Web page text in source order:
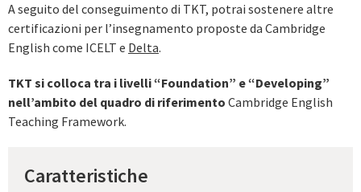
A seguito del conseguimento di TKT, potrai sostenere altre
certificazioni per l’insegnamento proposte da Cambridge
English come ICELT e Delta.
TKT si colloca tra i livelli “Foundation” e “Developing”
nell’ambito del quadro di riferimento Cambridge English
Teaching Framework.
Caratteristiche